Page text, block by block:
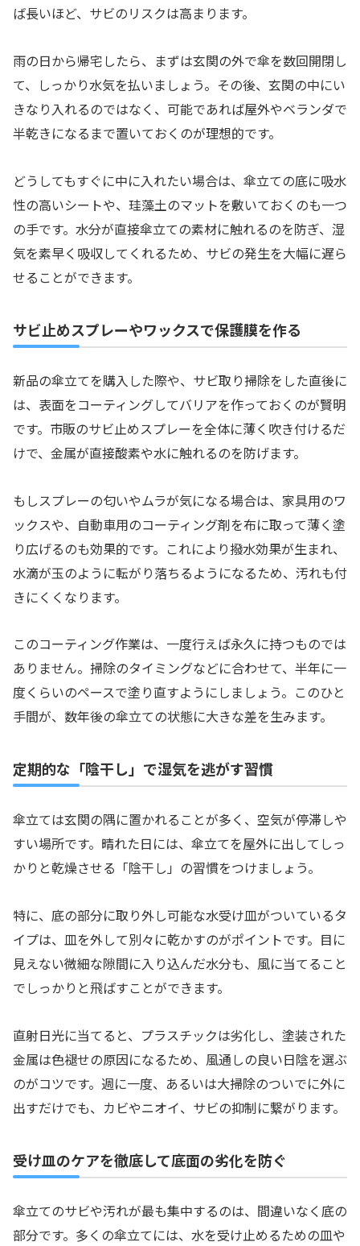
ば長いほど、サビのリスクは高まります。
雨の日から帰宅したら、まずは玄関の外で傘を数回開閉し
て、しっかり水気を払いましょう。その後、玄関の中にい
きなり入れるのではなく、可能であれば屋外やベランダで
半乾きになるまで置いておくのが理想的です。
どうしてもすぐに中に入れたい場合は、傘立ての底に吸水
性の高いシートや、珪藻土のマットを敷いておくのも一つ
の手です。水分が直接傘立ての素材に触れるのを防ぎ、湿
気を素早く吸収してくれるため、サビの発生を大幅に遅ら
せることができます。
サビ止めスプレーやワックスで保護膜を作る
新品の傘立てを購入した際や、サビ取り掃除をした直後に
は、表面をコーティングしてバリアを作っておくのが賢明
です。市販のサビ止めスプレーを全体に薄く吹き付けるだ
けで、金属が直接酸素や水に触れるのを防げます。
もしスプレーの匂いやムラが気になる場合は、家具用のワ
ックスや、自動車用のコーティング剤を布に取って薄く塗
り広げるのも効果的です。これにより撥水効果が生まれ、
水滴が玉のように転がり落ちるようになるため、汚れも付
きにくくなります。
このコーティング作業は、一度行えば永久に持つものでは
ありません。掃除のタイミングなどに合わせて、半年に一
度くらいのペースで塗り直すようにしましょう。このひと
手間が、数年後の傘立ての状態に大きな差を生みます。
定期的な「陰干し」で湿気を逃がす習慣
傘立ては玄関の隅に置かれることが多く、空気が停滞しや
すい場所です。晴れた日には、傘立てを屋外に出してしっ
かりと乾燥させる「陰干し」の習慣をつけましょう。
特に、底の部分に取り外し可能な水受け皿がついているタ
イプは、皿を外して別々に乾かすのがポイントです。目に
見えない微細な隙間に入り込んだ水分も、風に当てること
でしっかりと飛ばすことができます。
直射日光に当てると、プラスチックは劣化し、塗装された
金属は色褪せの原因になるため、風通しの良い日陰を選ぶ
のがコツです。週に一度、あるいは大掃除のついでに外に
出すだけでも、カビやニオイ、サビの抑制に繋がります。
受け皿のケアを徹底して底面の劣化を防ぐ
傘立てのサビや汚れが最も集中するのは、間違いなく底の
部分です。多くの傘立てには、水を受け止めるための皿や